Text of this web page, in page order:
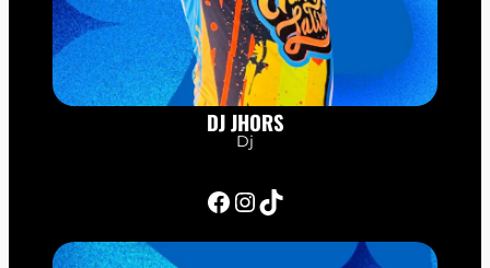
DJ JHORS
Dj
Facebook InstagramTikTok